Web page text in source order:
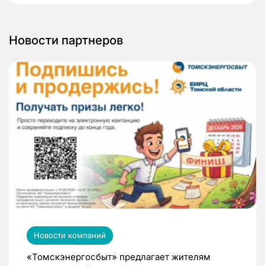
Новости партнеров
Новости компаний
«Томскэнергосбыт» предлагает жителям